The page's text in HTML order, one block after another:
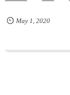
May 1 , 2020